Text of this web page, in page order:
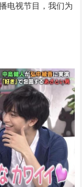
电视节目，我们为